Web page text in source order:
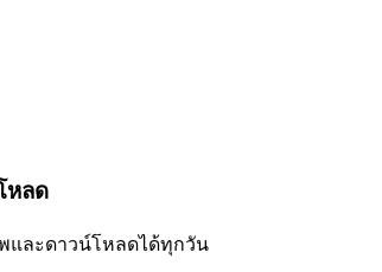
หลด
และดาวน์โหลดได้ทุกวัน